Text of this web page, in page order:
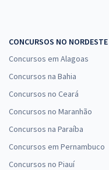
CONCURSOS NO NORDESTE
Concursos em Alagoas
Concursos na Bahia
Concursos no Ceará
Concursos no Maranhão
Concursos na Paraíba
Concursos em Pernambuco
Concursos no Piauí